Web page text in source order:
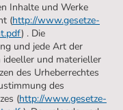
Inhalte und Werke
(http://www.gesetze-
) . Die
und jede Art der
und materieller
des Urheberrechtes
des
(http://www.gesetze-